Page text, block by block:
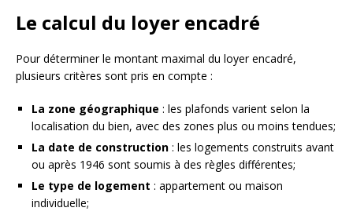
Le calcul du loyer encadré
Pour déterminer le montant maximal du loyer encadré,
plusieurs critères sont pris en compte :
La zone géographique : les plafonds varient selon la
localisation du bien, avec des zones plus ou moins tendues;
La date de construction : les logements construits avant
ou après 1946 sont soumis à des règles différentes;
Le type de logement : appartement ou maison
individuelle;